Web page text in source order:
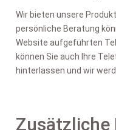
Wir bieten unsere
persönliche Beratung
Website aufgeführten
können Sie auch Ihre
hinterlassen und wir